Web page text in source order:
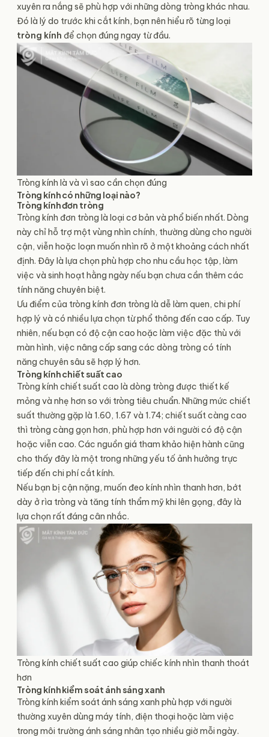
xuyên ra nắng sẽ phù hợp với những dòng tròng khác nhau.
Đó là lý do trước khi cắt kính, bạn nên hiểu rõ từng loại
tròng kính để chọn đúng ngay từ đầu.
Tròng kính là và vì sao cần chọn đúng
Tròng kính có những loại nào?
Tròng kính đơn tròng
Tròng kính đơn tròng là loại cơ bản và phổ biến nhất. Dòng
này chỉ hỗ trợ một vùng nhìn chính, thường dùng cho người
cận, viễn hoặc loạn muốn nhìn rõ ở một khoảng cách nhất
định. Đây là lựa chọn phù hợp cho nhu cầu học tập, làm
việc và sinh hoạt hằng ngày nếu bạn chưa cần thêm các
tính năng chuyên biệt.
Ưu điểm của tròng kính đơn tròng là dễ làm quen, chi phí
hợp lý và có nhiều lựa chọn từ phổ thông đến cao cấp. Tuy
nhiên, nếu bạn có độ cận cao hoặc làm việc đặc thù với
màn hình, việc nâng cấp sang các dòng tròng có tính
năng chuyên sâu sẽ hợp lý hơn.
Tròng kính chiết suất cao
Tròng kính chiết suất cao là dòng tròng được thiết kế
mỏng và nhẹ hơn so với tròng tiêu chuẩn. Những mức chiết
suất thường gặp là 1.60, 1.67 và 1.74; chiết suất càng cao
thì tròng càng gọn hơn, phù hợp hơn với người có độ cận
hoặc viễn cao. Các nguồn giá tham khảo hiện hành cũng
cho thấy đây là một trong những yếu tố ảnh hưởng trực
tiếp đến chi phí cắt kính.
Nếu bạn bị cận nặng, muốn đeo kính nhìn thanh hơn, bớt
dày ở rìa tròng và tăng tính thẩm mỹ khi lên gọng, đây là
lựa chọn rất đáng cân nhắc.
Tròng kính chiết suất cao giúp chiếc kính nhìn thanh thoát
hơn
Tròng kính kiểm soát ánh sáng xanh
Tròng kính kiểm soát ánh sáng xanh phù hợp với người
thường xuyên dùng máy tính, điện thoại hoặc làm việc
trong môi trường ánh sáng nhân tạo nhiều giờ mỗi ngày.